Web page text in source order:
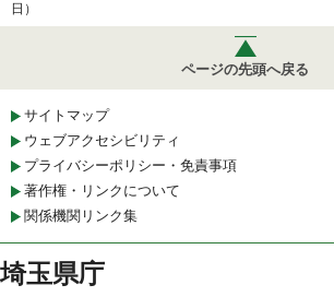
日）
ページの先頭へ戻る
サイトマップ
ウェブアクセシビリティ
プライバシーポリシー・免責事項
著作権・リンクについて
関係機関リンク集
埼玉県庁